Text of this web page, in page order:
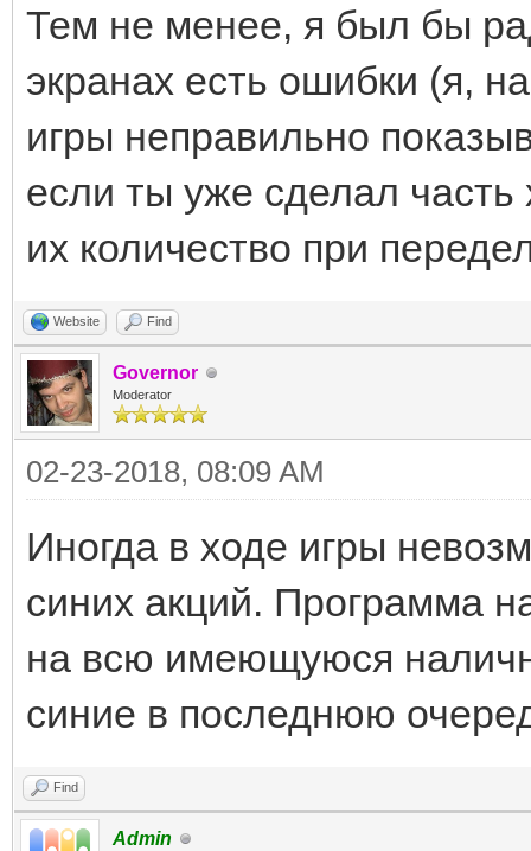
Тем не менее, я был бы
экранах есть ошибки (я,
игры неправильно
если ты уже сделал
их количество при
Website Find
Governor
Moderator
02-23-2018, 08:09 AM
Иногда в ходе игры
синих акций. Программа
на всю имеющуюся
синие в последнюю
Find
Admin